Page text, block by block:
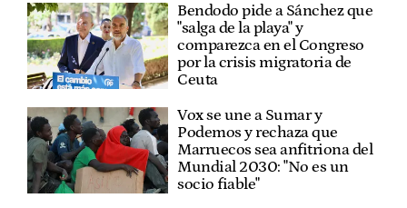
Bendodo pide a Sánchez que
"salga de la playa" y
comparezca en el Congreso
por la crisis migratoria de
Ceuta
Vox se une a Sumar y
Podemos y rechaza que
Marruecos sea anfitriona del
Mundial 2030: "No es un
socio fiable"